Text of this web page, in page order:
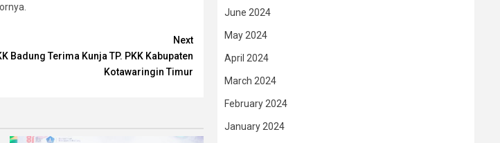
Next
Badung Terima Kunja TP. PKK Kabupaten
Kotawaringin Timur
June 2024
May 2024
April 2024
March 2024
February 2024
January 2024